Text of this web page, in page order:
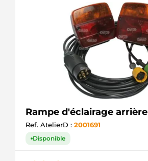
Rampe d'éclairage arrière
Ref. AtelierD : 2001691
Disponible